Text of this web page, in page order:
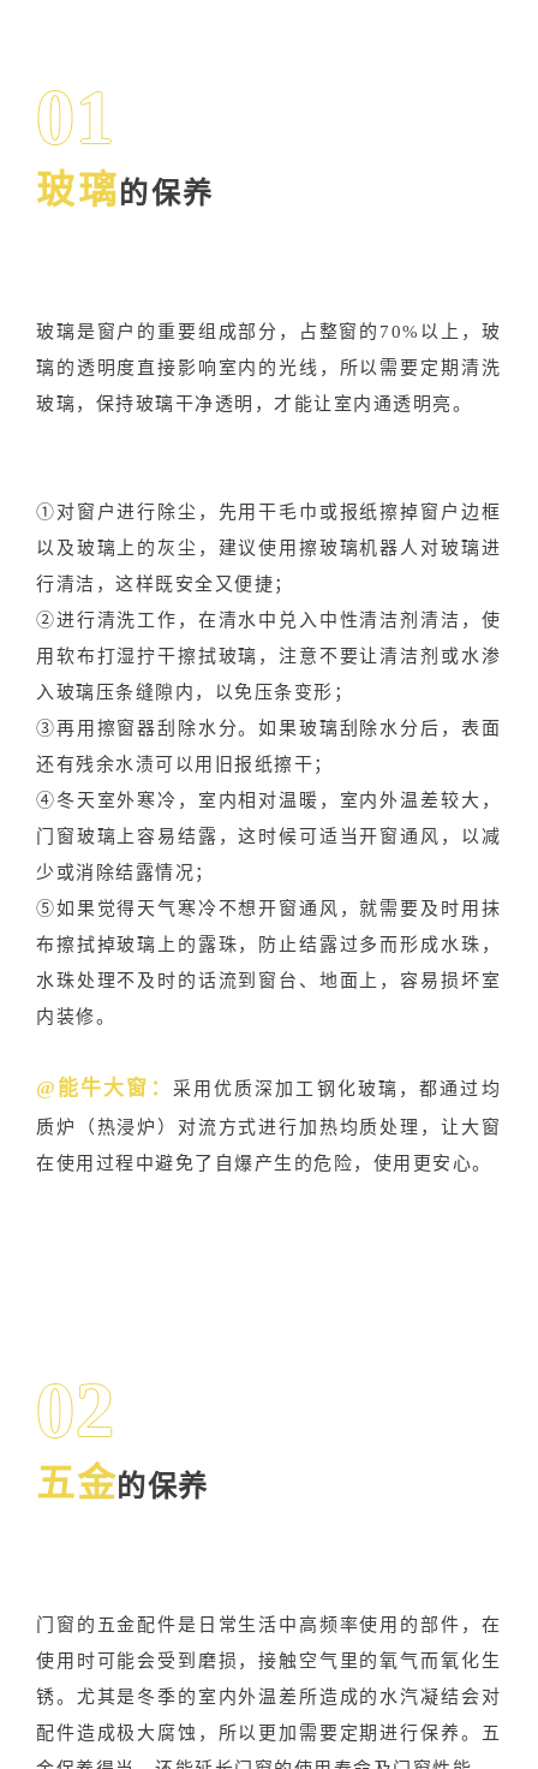
01
玻璃的保养
玻璃是窗户的重要组成部分，占整窗的70%以上，玻
璃的透明度直接影响室内的光线，所以需要定期清洗
玻璃，保持玻璃干净透明，才能让室内通透明亮。
①对窗户进行除尘，先用干毛巾或报纸擦掉窗户边框
以及玻璃上的灰尘，建议使用擦玻璃机器人对玻璃进
行清洁，这样既安全又便捷；
②进行清洗工作，在清水中兑入中性清洁剂清洁，使
用软布打湿拧干擦拭玻璃，注意不要让清洁剂或水渗
入玻璃压条缝隙内，以免压条变形；
③再用擦窗器刮除水分。如果玻璃刮除水分后，表面
还有残余水渍可以用旧报纸擦干；
④冬天室外寒冷，室内相对温暖，室内外温差较大，
门窗玻璃上容易结露，这时候可适当开窗通风，以减
少或消除结露情况；
⑤如果觉得天气寒冷不想开窗通风，就需要及时用抹
布擦拭掉玻璃上的露珠，防止结露过多而形成水珠，
水珠处理不及时的话流到窗台、地面上，容易损坏室
内装修。
@能牛大窗：
采用优质深加工钢化玻璃，都通过均
质炉（热浸炉）对流方式进行加热均质处理，让大窗
在使用过程中避免了自爆产生的危险，使用更安心。
02
五金的保养
门窗的五金配件是日常生活中高频率使用的部件，在
使用时可能会受到磨损，接触空气里的氧气而氧化生
锈。尤其是冬季的室内外温差所造成的水汽凝结会对
配件造成极大腐蚀，所以更加需要定期进行保养。五